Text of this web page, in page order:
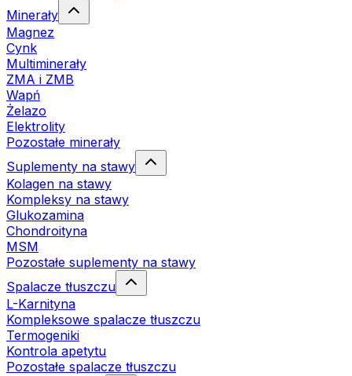
Minerały
Magnez
Cynk
Multiminerały
ZMA i ZMB
Wapń
Żelazo
Elektrolity
Pozostałe minerały
Suplementy na stawy
Kolagen na stawy
Kompleksy na stawy
Glukozamina
Chondroityna
MSM
Pozostałe suplementy na stawy
Spalacze tłuszczu
L-Karnityna
Kompleksowe spalacze tłuszczu
Termogeniki
Kontrola apetytu
Pozostałe spalacze tłuszczu